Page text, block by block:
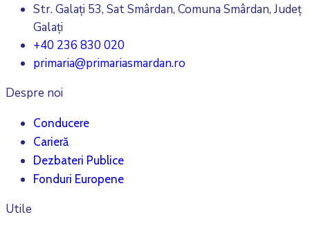
Str. Galați 53, Sat Smârdan, Comuna Smârdan, Județ
Galați
+40 236 830 020
primaria@primariasmardan.ro
Despre noi
Conducere
Carieră
Dezbateri Publice
Fonduri Europene
Utile